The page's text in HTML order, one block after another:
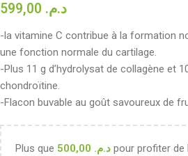
د.م.
-la vitamine C contribue à la formation
une fonction normale du cartilage.
-Plus 11 g d’hydrolysat de collagène et
chondroïtine.
-Flacon buvable au goût savoureux de
Plus que د.م. pour profiter de